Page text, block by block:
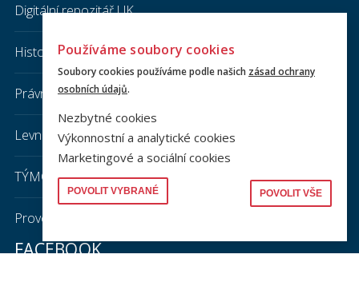
Digitální repozitář UK
Historická sbírka PF UK
Právnická literatura
Levná knihovna
TÝMOVÁ STUDOVNA
Provozní řád knihovny PF UK
FACEBOOK
Používáme soubory cookies
Soubory cookies používáme podle našich zásad ochrany
osobních údajů.
Nezbytné cookies
Výkonnostní a analytické cookies
Marketingové a sociální cookies
POVOLIT VYBRANÉ POVOLIT VŠE